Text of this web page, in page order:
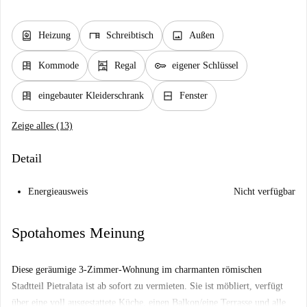
water_heater Heizung desk Schreibtisch image Außen
dresser Kommode shelves Regal key eigener Schlüssel
dresser eingebauter Kleiderschrank window_closed Fenster
Zeige alles (13)
Detail
Energieausweis Nicht verfügbar
Spotahomes Meinung
Diese geräumige 3-Zimmer-Wohnung im charmanten römischen
Stadtteil Pietralata ist ab sofort zu vermieten. Sie ist möbliert, verfügt
über eine voll ausgestattete Küche, einen Balkon/eine Terrasse und alle